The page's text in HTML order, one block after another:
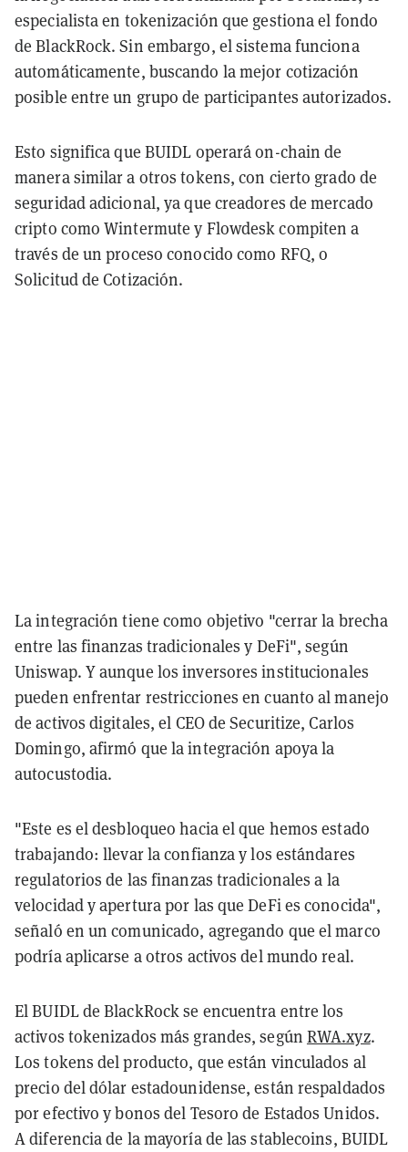
especialista en tokenización que gestiona el fondo
de BlackRock. Sin embargo, el sistema funciona
automáticamente, buscando la mejor cotización
posible entre un grupo de participantes autorizados.
Esto significa que BUIDL operará on-chain de
manera similar a otros tokens, con cierto grado de
seguridad adicional, ya que creadores de mercado
cripto como Wintermute y Flowdesk compiten a
través de un proceso conocido como RFQ, o
Solicitud de Cotización.
La integración tiene como objetivo "cerrar la brecha
entre las finanzas tradicionales y DeFi", según
Uniswap. Y aunque los inversores institucionales
pueden enfrentar restricciones en cuanto al manejo
de activos digitales, el CEO de Securitize, Carlos
Domingo, afirmó que la integración apoya la
autocustodia.
"Este es el desbloqueo hacia el que hemos estado
trabajando: llevar la confianza y los estándares
regulatorios de las finanzas tradicionales a la
velocidad y apertura por las que DeFi es conocida",
señaló en un comunicado, agregando que el marco
podría aplicarse a otros activos del mundo real.
El BUIDL de BlackRock se encuentra entre los
activos tokenizados más grandes, según RWA.xyz.
Los tokens del producto, que están vinculados al
precio del dólar estadounidense, están respaldados
por efectivo y bonos del Tesoro de Estados Unidos.
A diferencia de la mayoría de las stablecoins, BUIDL